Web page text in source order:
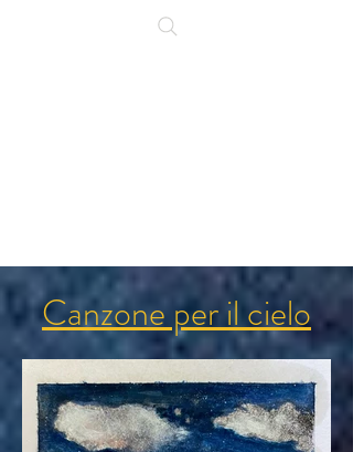
Canzone per ilcielo